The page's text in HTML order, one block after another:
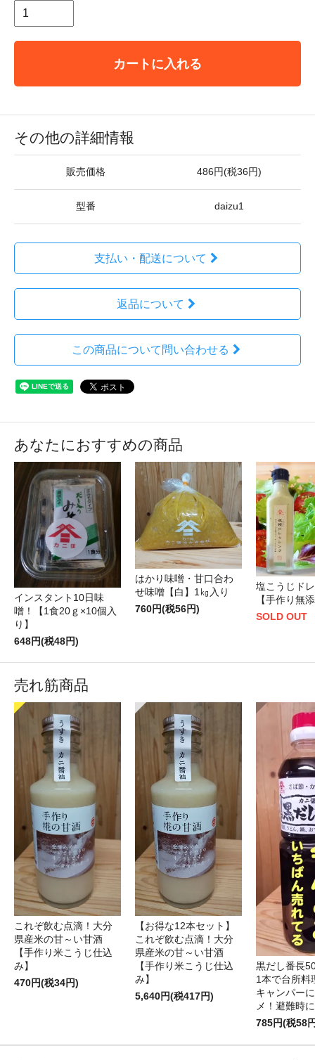
カートに入れる
その他の詳細情報
販売価格 486円(税36円)
型番 daizu1
支払い・配送について
返品について
この商品について問い合わせる
あなたにおすすめの商品
インスタント10日味
噌！【1食20ｇ×10個入
り】
648円(税48円)
はかり味噌・甘口合わ
せ味噌【白】1㎏入り
760円(税56円)
塩こうじド
【手作り無
SOLD OUT
売れ筋商品
これぞ飲む点滴！大分
県産米の甘～い甘酒
【手作り米こうじ仕込
み】
470円(税34円)
【お得な12本セット】
これぞ飲む点滴！大分
県産米の甘～い甘酒
【手作り米こうじ仕込
み】
5,640円(税417円)
黒だし番長
1本で台所料
キャンパー
メ！避難時
785円(税58